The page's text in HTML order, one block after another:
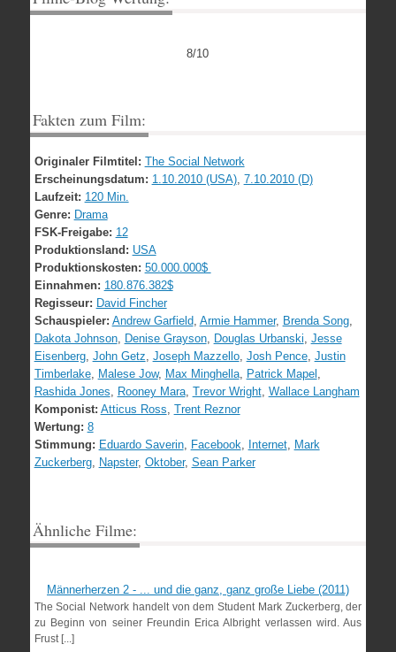
8/10
Fakten zum Film:
Originaler Filmtitel: The Social Network
Erscheinungsdatum: 1.10.2010 (USA), 7.10.2010 (D)
Laufzeit: 120 Min.
Genre: Drama
FSK-Freigabe: 12
Produktionsland: USA
Produktionskosten: 50.000.000$
Einnahmen: 180.876.382$
Regisseur: David Fincher
Schauspieler: Andrew Garfield, Armie Hammer, Brenda Song,
Dakota Johnson, Denise Grayson, Douglas Urbanski Jesse
Eisenberg, John Getz Joseph Mazzello, Josh Pence, Justin
Timberlake, Malese Jow, Max Minghella, Patrick Mapel
Rashida Jones
Rooney Mara, Trevor Wright, Wallace Langham
Komponist: Atticus Ross Trent Reznor
Wertung: 8
Stimmung: Eduardo Saverin, Facebook Internet, Mark
Zuckerberg, Napster, Oktober, Sean Parker
Ähnliche Filme:
Männerherzen 2 - ... und die ganz, ganz große Liebe (2011)
The Social Network handelt von dem Student Mark Zuckerberg, der
zu Beginn von seiner Freundin Erica Albright verlassen wird. Aus
Frust [...]